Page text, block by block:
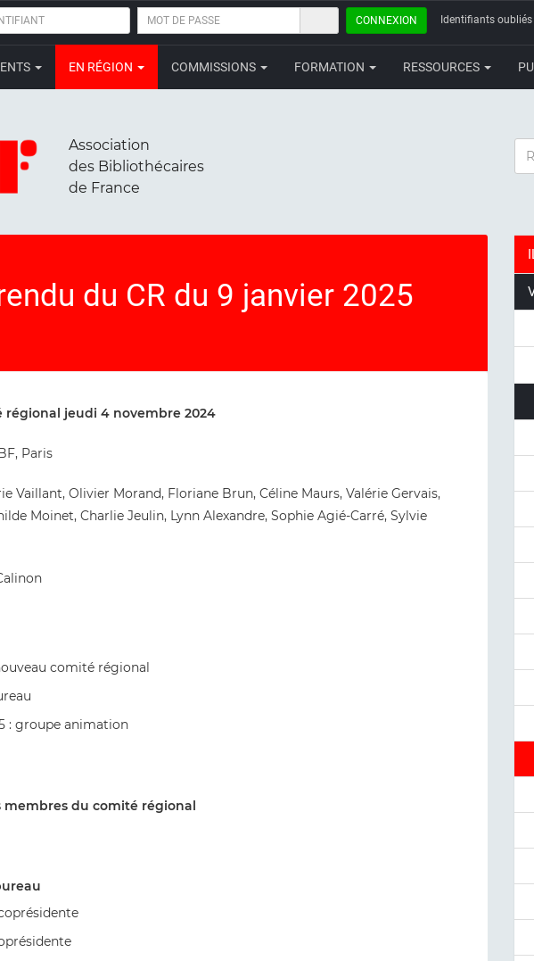
MOT
PASSE
CONNEXION Identifiants oubliés
EN RÉGION COMMISSIONS FORMATION RESSOURCES
Association
des Bibliothécaires
de France
du CR du 9 janvier 2025
régional jeudi 4 novembre 2024
Paris
Vaillant, Olivier Morand, Floriane Brun, Céline Maurs, Valérie Gervais,
Moinet, Charlie Jeulin, Lynn Alexandre, Sophie Agié-Carré, Sylvie
comité régional
: groupe animation
membres du comité régional